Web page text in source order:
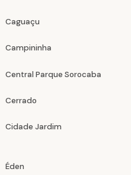
Caguaçu
Campininha
Central Parque Sorocaba
Cerrado
Cidade Jardim
Éden